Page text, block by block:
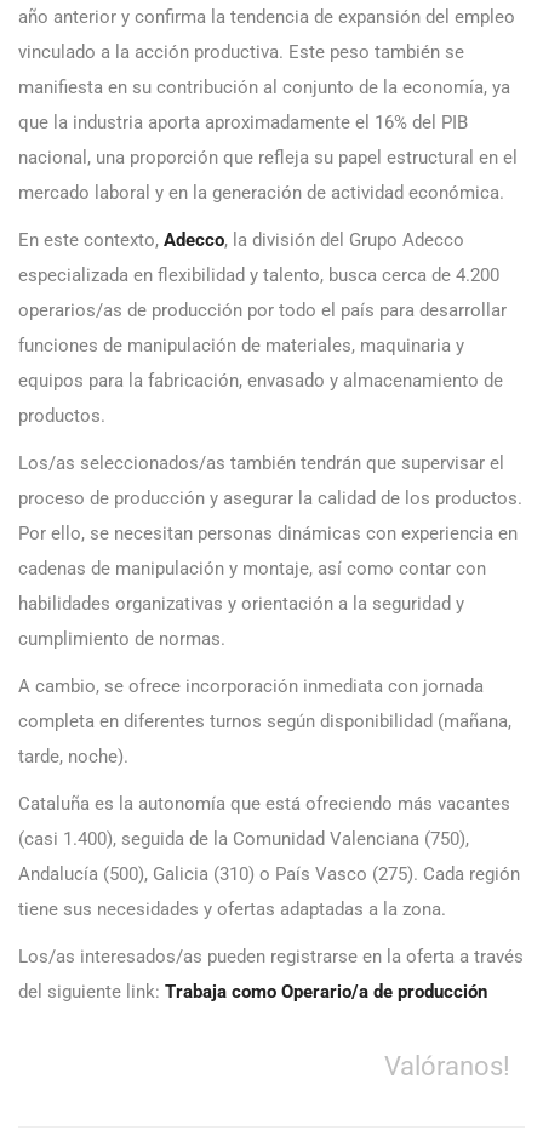
año anterior y confirma la tendencia de expansión del empleo
vinculado a la acción productiva. Este peso también se
manifiesta en su contribución al conjunto de la economía, ya
que la industria aporta aproximadamente el 16% del PIB
nacional, una proporción que refleja su papel estructural en el
mercado laboral y en la generación de actividad económica.
En este contexto, Adecco, la división del Grupo Adecco
especializada en flexibilidad y talento, busca cerca de 4.200
operarios/as de producción por todo el país para desarrollar
funciones de manipulación de materiales, maquinaria y
equipos para la fabricación, envasado y almacenamiento de
productos.
Los/as seleccionados/as también tendrán que supervisar el
proceso de producción y asegurar la calidad de los productos.
Por ello, se necesitan personas dinámicas con experiencia en
cadenas de manipulación y montaje, así como contar con
habilidades organizativas y orientación a la seguridad y
cumplimiento de normas.
A cambio, se ofrece incorporación inmediata con jornada
completa en diferentes turnos según disponibilidad (mañana,
tarde, noche).
Cataluña es la autonomía que está ofreciendo más vacantes
(casi 1.400), seguida de la Comunidad Valenciana (750),
Andalucía (500), Galicia (310) o País Vasco (275). Cada región
tiene sus necesidades y ofertas adaptadas a la zona.
Los/as interesados/as pueden registrarse en la oferta a través
del siguiente link: Trabaja como Operario/a de producción
Valóranos!